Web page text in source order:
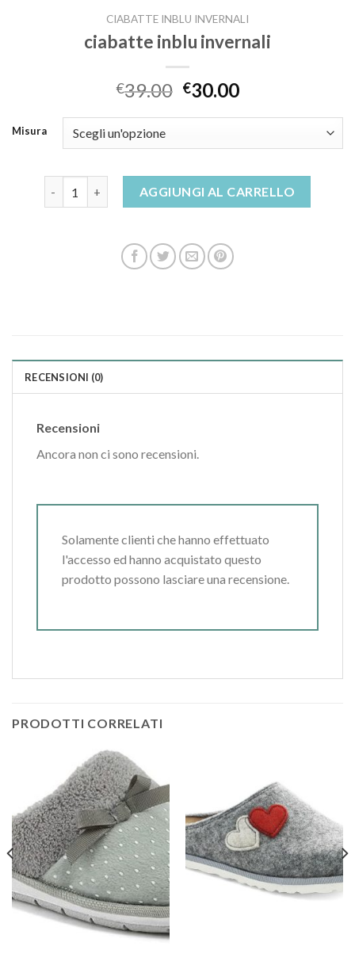
CIABATTE INBLU INVERNALI
ciabatte inblu invernali
€39.00 €30.00
Misura
AGGIUNGI AL CARRELLO
RECENSIONI (0)
Recensioni
Ancora non ci sono recensioni.
Solamente clienti che hanno effettuato
l'accesso ed hanno acquistato questo
prodotto possono lasciare una recensione.
PRODOTTI CORRELATI